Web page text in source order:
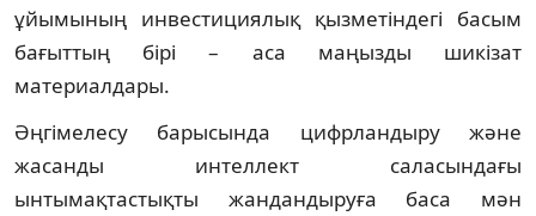
ұйымының инвестициялық қызметіндегі басым
бағыттың бірі – аса маңызды шикізат
материалдары.
Әңгімелесу барысында цифрландыру және
жасанды интеллект саласындағы
ынтымақтастықты жандандыруға баса мән